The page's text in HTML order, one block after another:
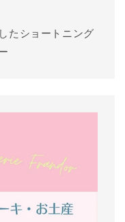
たショートニング